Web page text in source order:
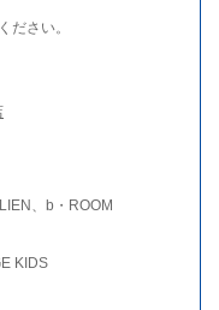
ださい。
、b・ROOM
KIDS